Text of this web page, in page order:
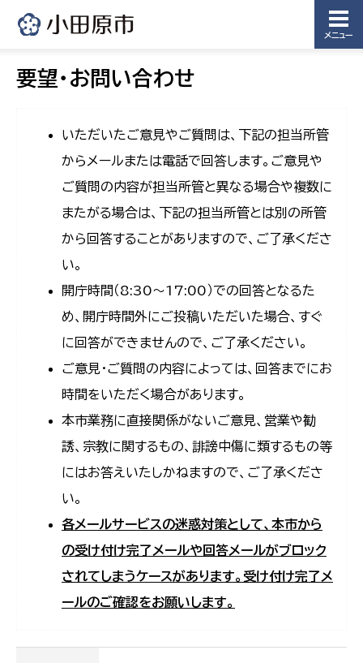
メニュー
要望・お問い合わせ
いただいたご意見やご質問は、下記の担当所管
からメールまたは電話で回答します。ご意見や
ご質問の内容が担当所管と異なる場合や複数に
またがる場合は、下記の担当所管とは別の所管
から回答することがありますので、ご了承くださ
い。
開庁時間（8:30〜17:00）での回答となるた
め、開庁時間外にご投稿いただいた場合、すぐ
に回答ができませんので、ご了承ください。
ご意見・ご質問の内容によっては、回答までにお
時間をいただく場合があります。
本市業務に直接関係がないご意見、営業や勧
誘、宗教に関するもの、誹謗中傷に類するもの等
にはお答えいたしかねますので、ご了承くださ
い。
各メールサービスの迷惑対策として、本市から
の受け付け完了メールや回答メールがブロック
されてしまうケースがあります。受け付け完了メ
ールのご確認をお願いします。